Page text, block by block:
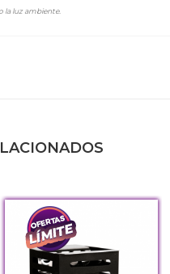
la luz ambiente.